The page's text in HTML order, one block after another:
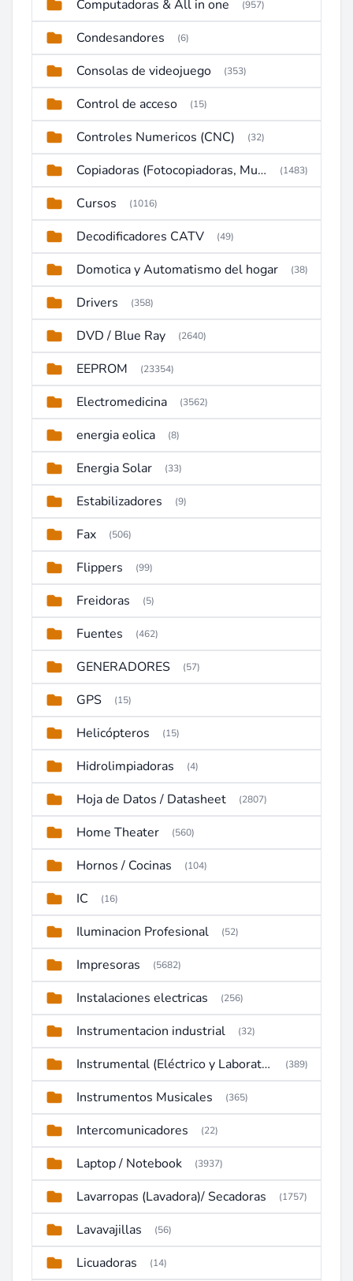
Computadoras & All in one (957)
Condesandores (6)
Consolas de videojuego (353)
Control de acceso (15)
Controles Numericos (CNC) (32)
Copiadoras (Fotocopiadoras, Multifunctions, Ploter, etc) (1483)
Cursos (1016)
Decodificadores CATV (49)
Domotica y Automatismo del hogar (38)
Drivers (358)
DVD / Blue Ray (2640)
EEPROM (23354)
Electromedicina (3562)
energia eolica (8)
Energia Solar (33)
Estabilizadores (9)
Fax (506)
Flippers (99)
Freidoras (5)
Fuentes (462)
GENERADORES (57)
GPS (15)
Helicópteros (15)
Hidrolimpiadoras (4)
Hoja de Datos / Datasheet (2807)
Home Theater (560)
Hornos / Cocinas (104)
IC (16)
Iluminacion Profesional (52)
Impresoras (5682)
Instalaciones electricas (256)
Instrumentacion industrial (32)
Instrumental (Eléctrico y Laboratorio) (389)
Instrumentos Musicales (365)
Intercomunicadores (22)
Laptop / Notebook (3937)
Lavarropas (Lavadora)/ Secadoras (1757)
Lavavajillas (56)
Licuadoras (14)